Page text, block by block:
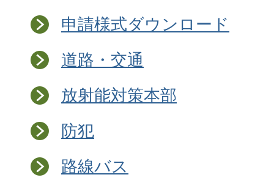
申請様式ダウンロード
道路・交通
放射能対策本部
防犯
路線バス